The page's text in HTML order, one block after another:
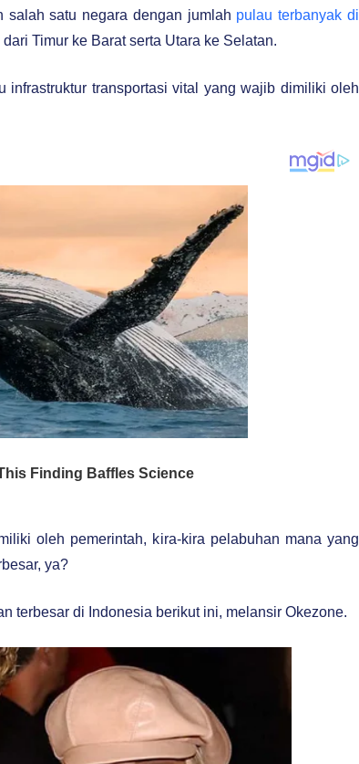
salah satu negara dengan jumlah pulau terbanyak di
Timur ke Barat serta Utara ke Selatan.
transportasi vital yang wajib dimiliki oleh
oleh pemerintah, kira-kira pelabuhan mana yang
ya?
terbesar di Indonesia berikut ini, melansir Okezone.